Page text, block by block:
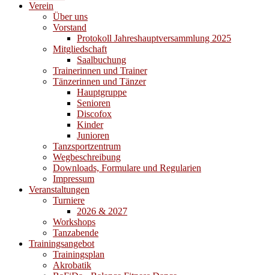
Verein
Über uns
Vorstand
Protokoll Jahreshauptversammlung 2025
Mitgliedschaft
Saalbuchung
Trainerinnen und Trainer
Tänzerinnen und Tänzer
Hauptgruppe
Senioren
Discofox
Kinder
Junioren
Tanzsportzentrum
Wegbeschreibung
Downloads, Formulare und Regularien
Impressum
Veranstaltungen
Turniere
2026 & 2027
Workshops
Tanzabende
Trainingsangebot
Trainingsplan
Akrobatik